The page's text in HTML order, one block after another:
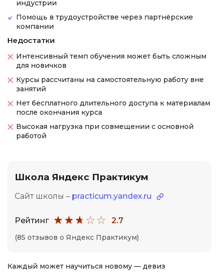
индустрии
Помощь в трудоустройстве через партнёрские
компании
Недостатки
Интенсивный темп обучения может быть сложным
для новичков
Курсы рассчитаны на самостоятельную работу вне
занятий
Нет бесплатного длительного доступа к материалам
после окончания курса
Высокая нагрузка при совмещении с основной
работой
Школа Яндекс Практикум
Сайт школы – practicum.yandex.ru
Рейтинг 2.7
(85 отзывов о Яндекс Практикум)
Каждый может научиться новому — девиз